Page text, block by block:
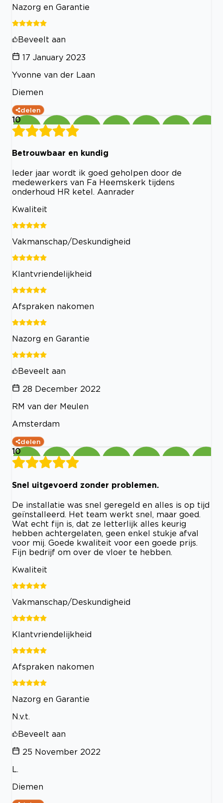
Nazorg en Garantie
Beveelt aan
17 January 2023
Yvonne van der Laan
Diemen
delen
10
Betrouwbaar en kundig
Ieder jaar wordt ik goed geholpen door de
medewerkers van Fa Heemskerk tijdens
onderhoud HR ketel. Aanrader
Kwaliteit
Vakmanschap/Deskundigheid
Klantvriendelijkheid
Afspraken nakomen
Nazorg en Garantie
Beveelt aan
28 December 2022
RM van der Meulen
Amsterdam
delen
10
Snel uitgevoerd zonder problemen.
De installatie was snel geregeld en alles is op tijd
geïnstalleerd. Het team werkt snel, maar goed.
Wat echt fijn is, dat ze letterlijk alles keurig
hebben achtergelaten, geen enkel stukje afval
voor mij. Goede kwaliteit voor een goede prijs.
Fijn bedrijf om over de vloer te hebben.
Kwaliteit
Vakmanschap/Deskundigheid
Klantvriendelijkheid
Afspraken nakomen
Nazorg en Garantie
N.v.t.
Beveelt aan
25 November 2022
L.
Diemen